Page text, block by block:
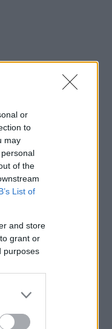
or
to
may
of the
List of
and store
grant or
purposes